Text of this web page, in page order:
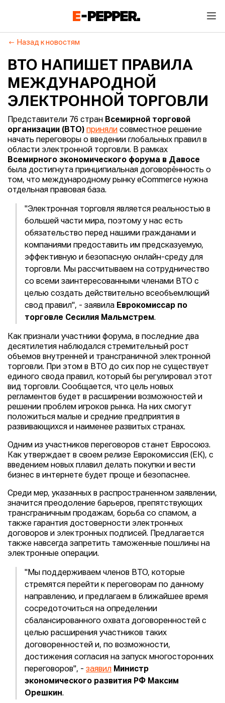
Назад к новостям
ВТО НАПИШЕТ ПРАВИЛА
МЕЖДУНАРОДНОЙ
ЭЛЕКТРОННОЙ ТОРГОВЛИ
Представители 76 стран Всемирной торговой
организации (ВТО) приняли совместное решение
начать переговоры о введении глобальных правил в
области электронной торговли. В рамках
Всемирного экономического форума в Давосе
была достигнута принципиальная договорённость о
том, что международному рынку eCommerce нужна
отдельная правовая база.
"Электронная торговля является реальностью в
большей части мира, поэтому у нас есть
обязательство перед нашими гражданами и
компаниями предоставить им предсказуемую,
эффективную и безопасную онлайн-среду для
торговли. Мы рассчитываем на сотрудничество
со всеми заинтересованными членами ВТО с
целью создать действительно всеобъемлющий
свод правил", - заявила Еврокомиссар по
торговле Сесилия Мальмстрем.
Как признали участники форума, в последние два
десятилетия наблюдался стремительный рост
объемов внутренней и трансграничной электронной
торговли. При этом в ВТО до сих пор не существует
единого свода правил, который бы регулировал этот
вид торговли. Сообщается, что цель новых
регламентов будет в расширении возможностей и
решении проблем игроков рынка. На них смогут
положиться малые и средние предприятия в
развивающихся и наименее развитых странах.
Одним из участников переговоров станет Евросоюз.
Как утверждает в своем релизе Еврокомиссия (ЕК), с
введением новых плавил делать покупки и вести
бизнес в интернете будет проще и безопаснее.
Среди мер, указанных в распространенном заявлении,
значится преодоление барьеров, препятствующих
трансграничным продажам, борьба со спамом, а
также гарантия достоверности электронных
договоров и электронных подписей. Предлагается
также навсегда запретить таможенные пошлины на
электронные операции.
"Мы поддерживаем членов ВТО, которые
стремятся перейти к переговорам по данному
направлению, и предлагаем в ближайшее время
сосредоточиться на определении
сбалансированного охвата договоренностей с
целью расширения участников таких
договоренностей и, по возможности,
достижения согласия на запуск многосторонних
переговоров", - заявил Министр
экономического развития РФ Максим
Орешкин.